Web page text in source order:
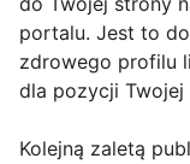
portalu. Jest to
zdrowego profilu
dla pozycji
Kolejną zaletą